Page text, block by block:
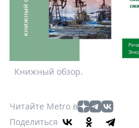
Книжный обзор.
Читайте Metro в
Поделиться